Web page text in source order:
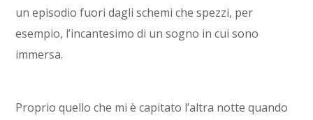
un episodio fuori dagli schemi che spezzi, per
esempio, l’incantesimo di un sogno in cui sono
immersa.
Proprio quello che mi è capitato l’altra notte quando